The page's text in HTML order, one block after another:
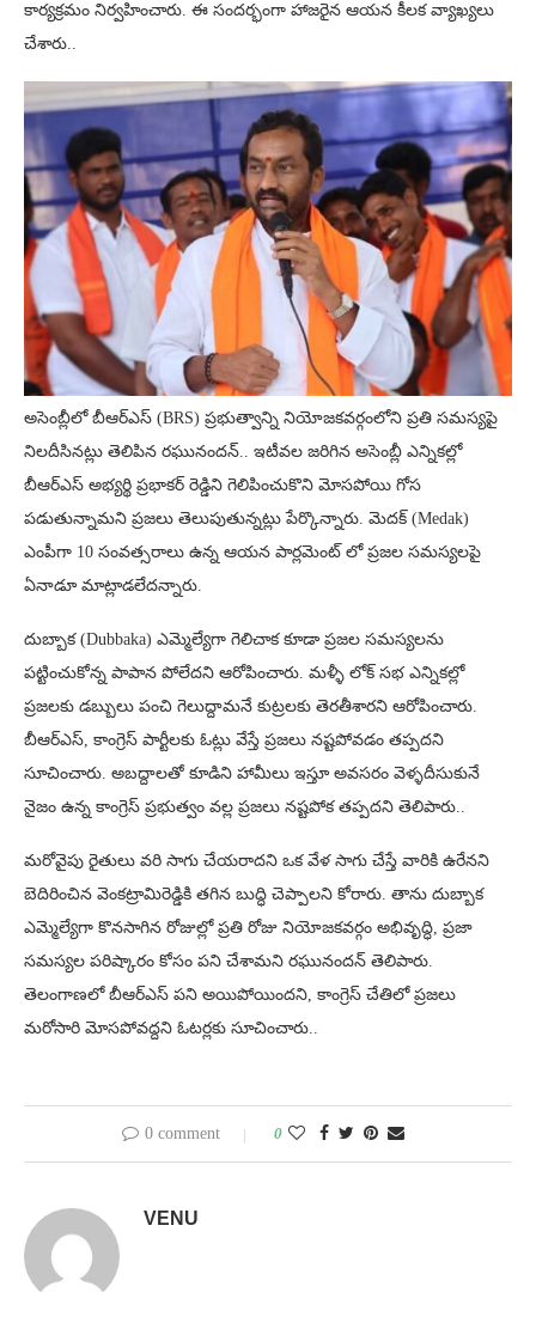
కార్యక్రమం నిర్వహించారు. ఈ సందర్భంగా హాజరైన ఆయన కీలక వ్యాఖ్యలు
చేశారు..
అసెంబ్లీలో బీఆర్ఎస్ (BRS) ప్రభుత్వాన్ని నియోజకవర్గంలోని ప్రతి సమస్యపై
నిలదీసినట్లు తెలిపిన రఘునందన్.. ఇటీవల జరిగిన అసెంబ్లీ ఎన్నికల్లో
బీఆర్ఎస్ అభ్యర్థి ప్రభాకర్ రెడ్డిని గెలిపించుకొని మోసపోయి గోస
పడుతున్నామని ప్రజలు తెలుపుతున్నట్లు పేర్కొన్నారు. మెదక్ (Medak)
ఎంపీగా 10 సంవత్సరాలు ఉన్న ఆయన పార్లమెంట్ లో ప్రజల సమస్యలపై
ఏనాడూ మాట్లాడలేదన్నారు.
దుబ్బాక (Dubbaka) ఎమ్మెల్యేగా గెలిచాక కూడా ప్రజల సమస్యలను
పట్టించుకోన్న పాపాన పోలేదని ఆరోపించారు. మళ్ళీ లోక్ సభ ఎన్నికల్లో
ప్రజలకు డబ్బులు పంచి గెలుద్దామనే కుట్రలకు తెరతీశారని ఆరోపించారు.
బీఆర్ఎస్, కాంగ్రెస్ పార్టీలకు ఓట్లు వేస్తే ప్రజలు నష్టపోవడం తప్పదని
సూచించారు. అబద్దాలతో కూడిని హామీలు ఇస్తూ అవసరం వెళ్ళదీసుకునే
నైజం ఉన్న కాంగ్రెస్ ప్రభుత్వం వల్ల ప్రజలు నష్టపోక తప్పదని తెలిపారు..
మరోవైపు రైతులు వరి సాగు చేయరాదని ఒక వేళ సాగు చేస్తే వారికి ఉరేనని
బెదిరించిన వెంకట్రామిరెడ్డికి తగిన బుద్ధి చెప్పాలని కోరారు. తాను దుబ్బాక
ఎమ్మెల్యేగా కొనసాగిన రోజుల్లో ప్రతి రోజు నియోజకవర్గం అభివృద్ధి, ప్రజా
సమస్యల పరిష్కారం కోసం పని చేశామని రఘునందన్ తెలిపారు.
తెలంగాణలో బీఆర్ఎస్ పని అయిపోయిందని, కాంగ్రెస్ చేతిలో ప్రజలు
మరోసారి మోసపోవద్దని ఓటర్లకు సూచించారు..
0 comment 0
VENU